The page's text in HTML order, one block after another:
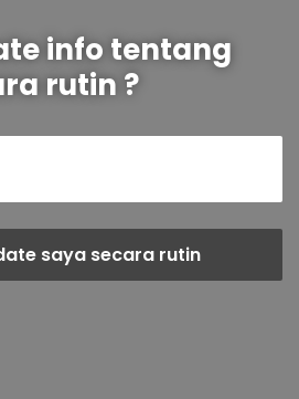
info tentang
rutin ?